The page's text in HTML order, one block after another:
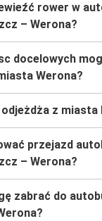
rower w
– Werona?
docelowych
Werona?
odjeżdża z
przejazd
– Werona?
zabrać do